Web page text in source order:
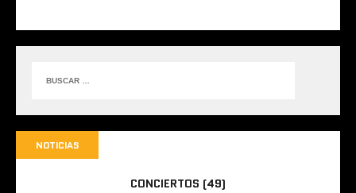
NOTICIAS
CONCIERTOS (49)